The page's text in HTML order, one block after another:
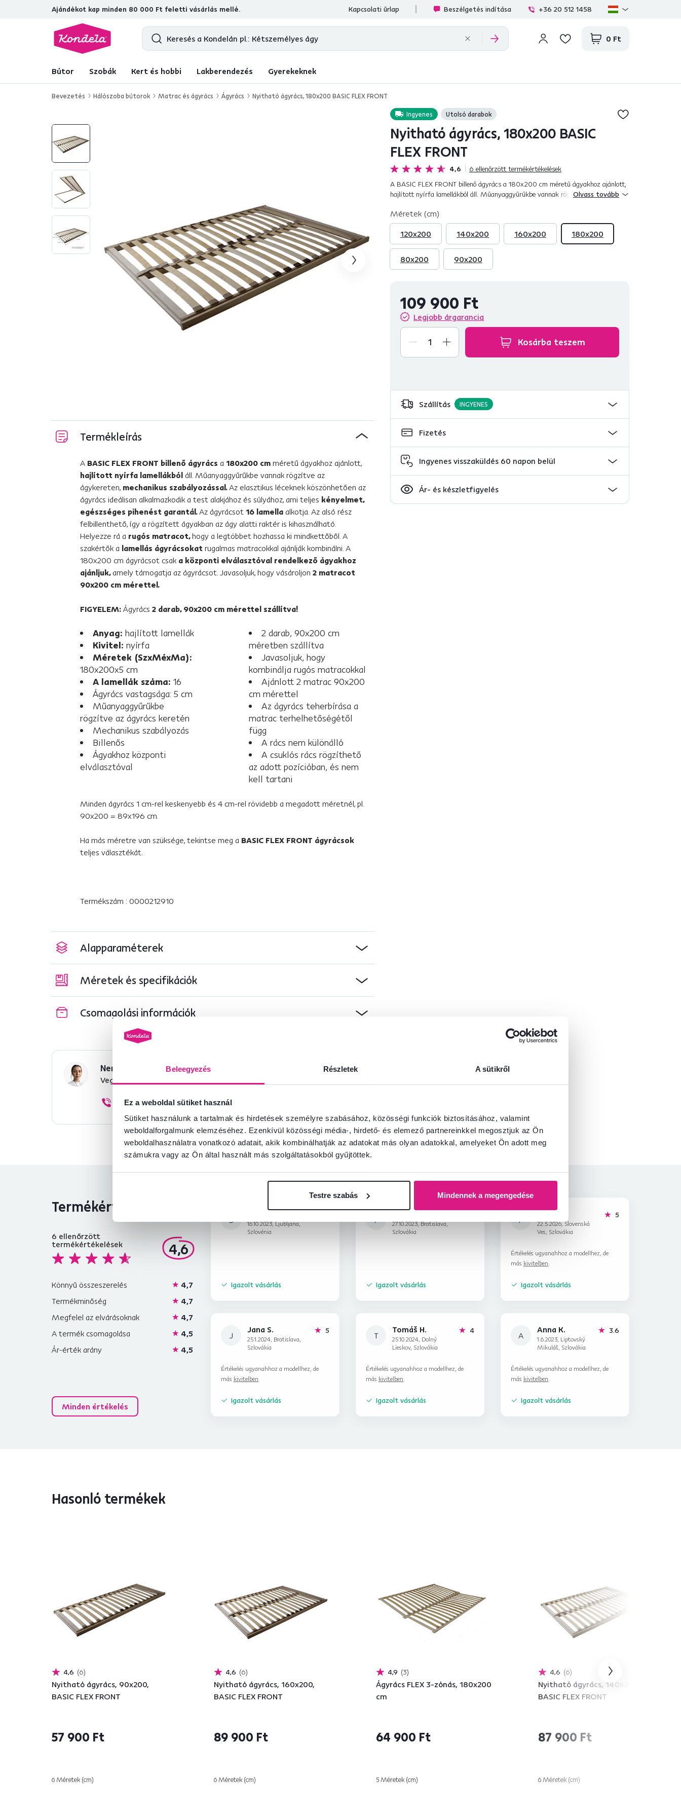
Beleegyezés Részletek A sütikről
Ez a weboldal sütiket használ
Sütiket használunk a tartalmak és hirdetések személyre szabásához, közösségi funkciók biztosításához, valamint
weboldalforgalmunk elemzéséhez. Ezenkívül közösségi média-, hirdető- és elemező partnereinkkel megosztjuk az Ön
weboldalhasználatra vonatkozó adatait, akik kombinálhatják az adatokat más olyan adatokkal, amelyeket Ön adott meg
számukra vagy az Ön által használt más szolgáltatásokból gyűjtöttek.
Testre szabás Mindennek a megengedése
Ajándékot kap minden 80 000 Ft feletti vásárlás mellé.
4,7 31 211ellenőrzött termékértékelések Kapcsolati űrlap Beszélgetés indítása +36 20 512 1458
0 Ft
Bútor Szobák Kert és hobbi Lakberendezés Gyerekeknek
Bevezetés Hálószoba bútorok Matrac és ágyrács Ágyrács Nyitható ágyrács, 180x200 BASIC FLEX FRONT
Ingyenes Utolsó darabok
Nyitható ágyrács, 180x200 BASIC
FLEX FRONT
4,6 6 ellenőrzött termékértékelések
A BASIC FLEX FRONT billenő ágyrács a 180x200 cm méretű ágyakhoz ajánlott,
hajlított nyírfa lamellákból áll. Műanyaggyűrűkbe vannak rögzítve azOlvass tovább
Méretek (cm)
120x200
140x200 160x200 180x200
80x200 90x200
109 900 Ft
Legjobb árgarancia
Kosárba teszem
Szállítás INGYENES
Fizetés
Ingyenes visszaküldés 60 napon belül
Ár- és készletfigyelés
Termékleírás
A BASIC FLEX FRONT billenő ágyrács a 180x200 cm méretű ágyakhoz ajánlott,
hajlított nyírfa lamellákból áll. Műanyaggyűrűkbe vannak rögzítve az
ágykereten, mechanikus szabályozással.Az elasztikus léceknek köszönhetően az
ágyrács ideálisan alkalmazkodik a test alakjához és súlyához, ami teljes kényelmet,
egészséges pihenést garantál.Az ágyrácsot 16 lamella alkotja. Az alsó rész
felbillenthető, így a rögzített ágyakban az ágy alatti raktér is kihasználható.
Helyezze rá a rugós matracot,hogy a legtöbbet hozhassa ki mindkettőből. A
szakértők a lamellás ágyrácsokat rugalmas matracokkal ajánlják kombinálni. A
180x200 cm ágyrácsot csak a központi elválasztóval rendelkező ágyakhoz
ajánljuk,amely támogatja az ágyrácsot. Javasoljuk, hogy vásároljon 2 matracot
90x200 cm mérettel.
FIGYELEM: Ágyrács 2 darab, 90x200 cm mérettel szállítva!
Anyag: hajlított lamellák
Kivitel: nyírfa
Méretek (SzxMéxMa):
180x200x5 cm
A lamellák száma: 16
Ágyrács vastagsága: 5 cm
Műanyaggyűrűkbe
rögzítve az ágyrács keretén
Mechanikus szabályozás
Billenős
Ágyakhoz központi
elválasztóval
2 darab, 90x200 cm
méretben szállítva
Javasoljuk, hogy
kombinálja rugós matracokkal
Ajánlott 2 matrac 90x200
cm mérettel
Az ágyrács teherbírása a
matrac terhelhetőségétől
függ
A rács nem különálló
A csuklós rács rögzíthető
az adott pozícióban, és nem
kell tartani
Minden ágyrács 1 cm-rel keskenyebb és 4 cm-rel rövidebb a megadott méretnél, pl.
90x200 = 89x196 cm.
Ha más méretre van szüksége, tekintse meg a BASIC FLEX FRONT ágyrácsok
teljes választékát.
Termékszám : 0000212910
Alapparaméterek
Méretek és specifikációk
Csomagolási információk
Nem találta meg a szükséges információkat?
Vegye fel velünk a kapcsolatot, és örömmel adunk tanácsot
+36 20 512 1458
Termékértékelések
4,6
6 ellenőrzött
termékértékelések
Könnyű összeszerelés
4,7
Termékminőség
4,7
Megfelel az elvárásoknak
4,7
A termék csomagolása
4,5
Ár-érték arány
4,5
Minden értékelés
S
16.10.2023, Ljubljana,
Szlovénia
Igazolt vásárlás
F
27.10.2023, Bratislava,
Szlovákia
Igazolt vásárlás
P
22.5.2026, Slovenská
Ves, Szlovákia
5hviezdičiek
Értékelés ugyanahhoz a modellhez, de
más kivitelben.
Igazolt vásárlás
J
Jana S.
25.1.2024, Bratislava,
Szlovákia
5hviezdičiek
Értékelés ugyanahhoz a modellhez, de
más kivitelben.
Igazolt vásárlás
T
Tomáš H.
25.10.2024, Dolný
Lieskov, Szlovákia
4
Értékelés ugyanahhoz a modellhez, de
más kivitelben.
Igazolt vásárlás
A
Anna K.
1.6.2023, Liptovský
Mikuláš, Szlovákia
3.6
Értékelés ugyanahhoz a modellhez, de
más kivitelben.
Igazolt vásárlás
Hasonló termékek
4,6 6
Nyitható ágyrács, 90x200,
BASIC FLEX FRONT
57 900 Ft
6 Méretek (cm)
4,6 6
Nyitható ágyrács, 160x200,
BASIC FLEX FRONT
89 900 Ft
6 Méretek (cm)
4,9 3
Ágyrács FLEX 3-zónás, 180x200
cm
64 900 Ft
5 Méretek (cm)
4,6 6
Nyitható ágyrács, 140x200,
BASIC FLEX FRONT
87 900 Ft
6 Méretek (cm)